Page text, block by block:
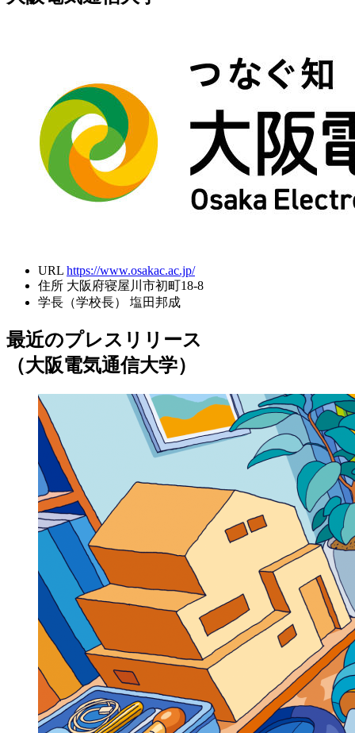
URL https://www.osakac.ac.jp/
住所 大阪府寝屋川市初町18-8
学長（学校長）
塩田邦成
最近のプレスリリース
（大阪電気通信大学）